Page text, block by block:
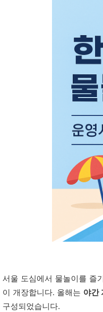
서울 도심에서 물놀이를 즐
이 개장합니다. 올해는 야간
구성되었습니다.